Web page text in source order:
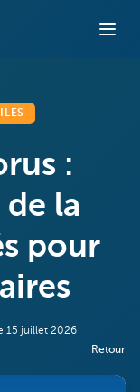
:
la
pour
15 juillet 2026
Retour